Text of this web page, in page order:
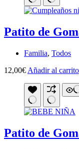
Patito de
Familia, Todos
12,00€ Añadir al carrito
Patito de